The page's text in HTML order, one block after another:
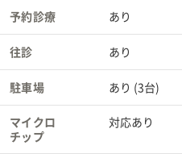
予約診療 あり
往診 あり
駐車場 あり (3台)
マイクロ
チップ
対応あり